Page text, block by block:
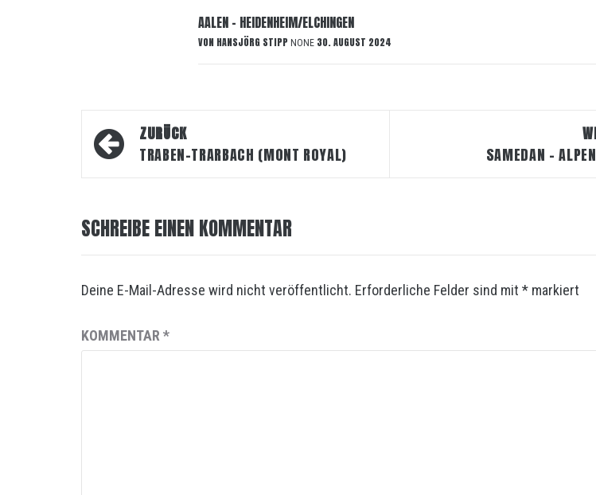
AALEN – HEIDENHEIM/ELCHINGEN
VON HANSJÖRG STIPP NONE 30. AUGUST 2024
Beitragsnavigation
ZURÜCK
TRABEN-TRARBACH (MONT ROYAL)
SAMEDAN –
SCHREIBE EINEN KOMMENTAR
Deine E-Mail-Adresse wird nicht veröffentlicht. Erforderliche Felder sind mit * markiert
KOMMENTAR *